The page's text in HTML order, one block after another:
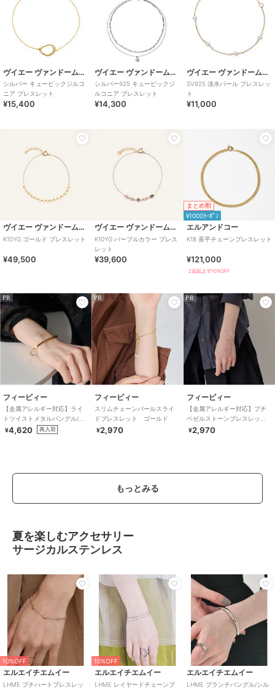
ヴイエー ヴァンドーム青山
シルバー キュービックジルコ
ニア ブレスレット
¥15,400
ヴイエー ヴァンドーム青山
シルバー925 キュービックジ
ルコニア ブレスレット
¥14,300
ヴイエー ヴァンドーム青山
SV925 淡水パール ブレスレッ
ト
¥11,000
ヴイエー ヴァンドーム青山
K10YG ゴールド ブレスレット
¥49,500
ヴイエー ヴァンドーム青山
K10YG パープルカラー ブレス
レット
¥39,600
まとめ割
¥1000ｸｰﾎﾟﾝ
エルアンドコー
K18 喜平チェーンブレスレット
¥121,000
2点以上で10%OFF
PR
フィービィー
【金属アレルギー対応】ライ
トツイストメタルバングル/サ
ージカルステンレス
¥4,620 再入荷
PR
フィービィー
スリムチェーンパールスライ
ドブレスレット ゴールド
¥2,970
PR
フィービィー
【金属アレルギー対応】プチ
ベゼルストーンブレスレッ
ト シャンパンゴールド
¥2,970
もっとみる
夏を楽しむアクセサリー
サージカルステンレス
10%OFF
エルエイチエムイー
LHME プチハートブレスレッ
10%OFF
エルエイチエムイー
LHME レイヤードチェーンブ
エルエイチエムイー
LHME ブランチバングル/シル